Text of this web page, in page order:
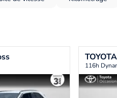
TOYOTA
116h